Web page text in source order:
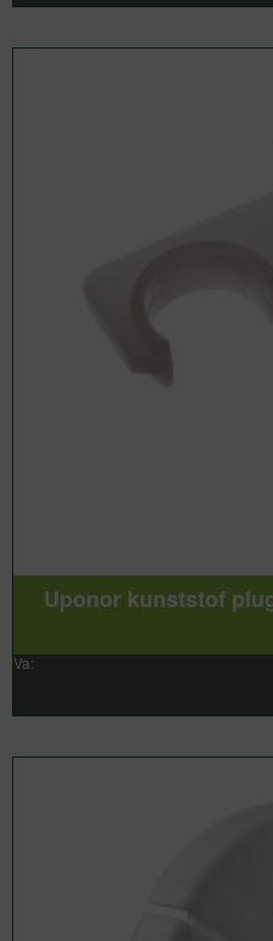
Uponor kunststof
Va: